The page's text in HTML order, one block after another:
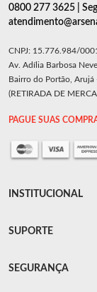
0800 277 3625 |
CNPJ: 15.776.984/
Av. Adília Barbosa
Bairro do Portão,
(RETIRADA DE
PAGUE SUAS
INSTITUCIONAL
SUPORTE
SEGURANÇA